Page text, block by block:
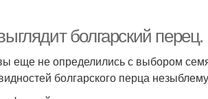
болгарский
еще не определились с выбором
болгарского перца